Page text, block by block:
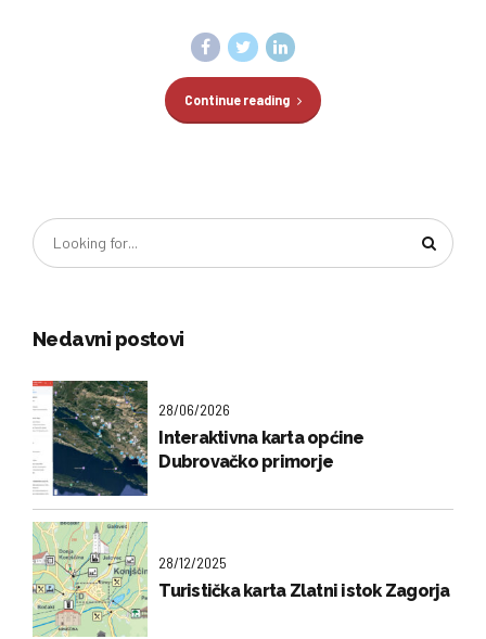
Continue reading
Nedavni postovi
28/06/2026
Interaktivna karta općine
Dubrovačko primorje
28/12/2025
Turistička karta Zlatni istok Zagorja